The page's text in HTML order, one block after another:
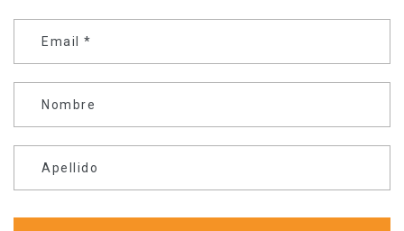
Email *
Nombre
Apellido